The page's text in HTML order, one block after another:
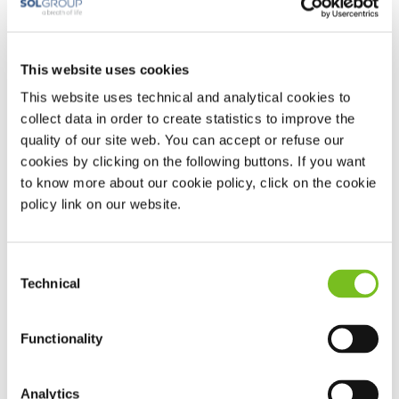
This website uses cookies
This website uses technical and analytical cookies to
collect data in order to create statistics to improve the
quality of our site web. You can accept or refuse our
cookies by clicking on the following buttons. If you want
to know more about our cookie policy, click on the cookie
policy link on our website.
Selection
Technical
Functionality
Analytics
partnerschap. Dit betekent dat wij u proactief ondersteunen in
uw dagelijkse praktijk:
longzorgtherapieën en benodigdheden bij ons